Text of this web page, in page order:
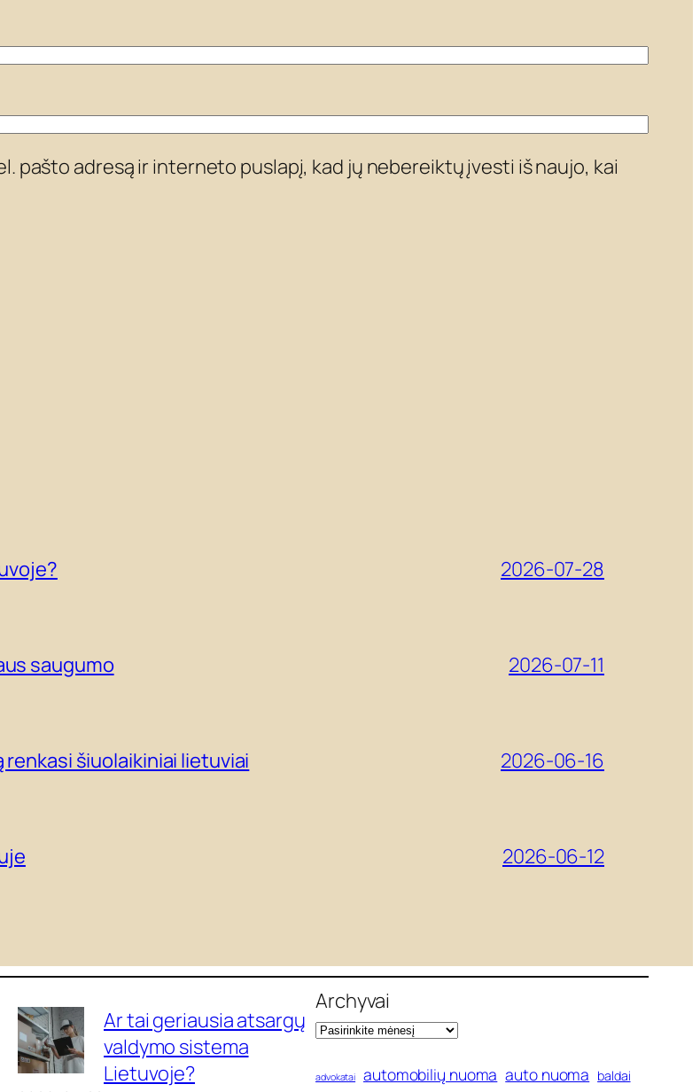
pašto adresą ir interneto puslapį, kad jų nebereiktų įvesti iš naujo, kai
2026-07-28
saugumo 2026-07-11
šiuolaikiniai lietuviai 2026-06-16
2026-06-12
Ar tai geriausia atsargų
valdymo sistema
Lietuvoje?
Archyvai
advokatai automobilių nuoma auto nuoma baldai